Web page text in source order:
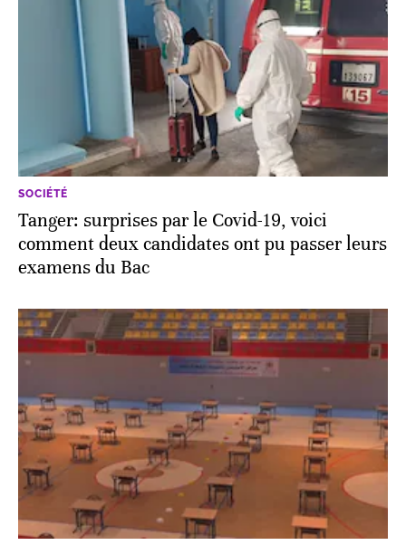
SOCIÉTÉ
Tanger: surprises par le Covid-19, voici
comment deux candidates ont pu passer leurs
examens du Bac